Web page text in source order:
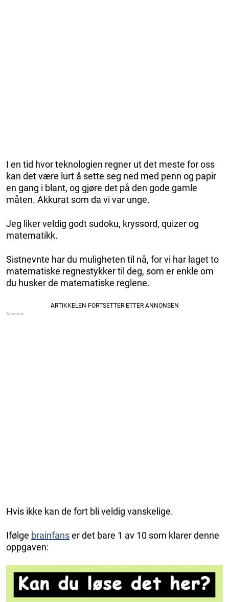
I en tid hvor teknologien regner ut det meste for oss
kan det være lurt å sette seg ned med penn og papir
en gang i blant, og gjøre det på den gode gamle
måten. Akkurat som da vi var unge.
Jeg liker veldig godt sudoku, kryssord, quizer og
matematikk.
Sistnevnte har du muligheten til nå, for vi har laget to
matematiske regnestykker til deg, som er enkle om
du husker de matematiske reglene.
Hvis ikke kan de fort bli veldig vanskelige.
Ifølge brainfanser det bare 1 av 10 som klarer denne
oppgaven: